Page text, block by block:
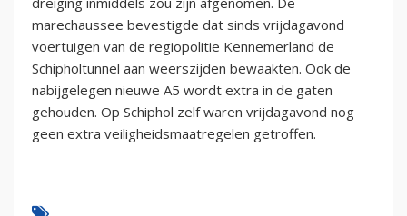
marechaussee bevestigde dat sinds vrijdagavond
voertuigen van de regiopolitie Kennemerland de
Schipholtunnel aan weerszijden bewaakten. Ook de
nabijgelegen nieuwe A5 wordt extra in de gaten
gehouden. Op Schiphol zelf waren vrijdagavond nog
geen extra veiligheidsmaatregelen getroffen.